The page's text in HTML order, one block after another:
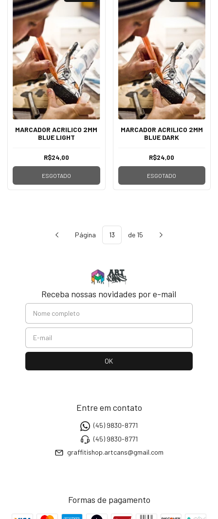
MARCADOR ACRILICO 2MM
BLUE LIGHT
R$24,00
ESGOTADO
MARCADOR ACRILICO 2MM
BLUE DARK
R$24,00
ESGOTADO
Página de 15
Receba nossas novidades por e-mail
Entre em contato
(45) 9830-8771
(45) 9830-8771
graffitishop.artcans@gmail.com
Formas de pagamento